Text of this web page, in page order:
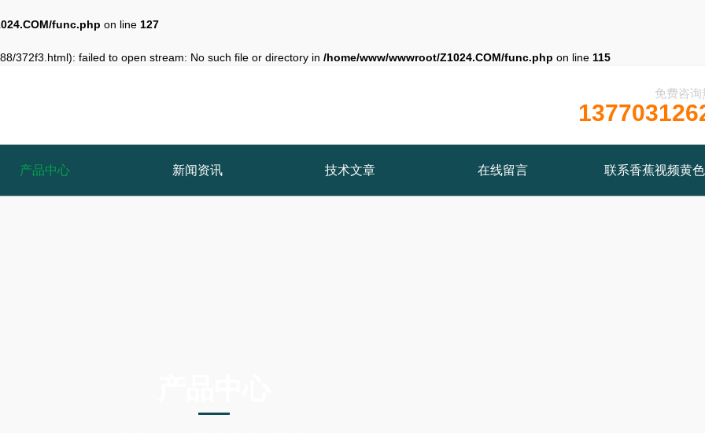
func.php on line 127
372f3.html): failed to open stream: No such file or directory in /home/www/wwwroot/Z1024.COM/func.php on line 115
免费咨询
产品中心 新闻资讯 技术文章 在线留言 联系香蕉视频黄色